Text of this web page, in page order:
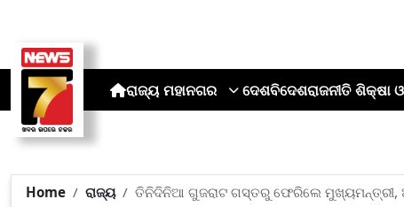
ରାଜ୍ୟ ମହାନଗର ଦେଶବିଦେଶରାଜନୀତି ଶିକ୍ଷା
Home ରାଜ୍ୟ ତିନିଦିନିଆ ଗୁଜରାଟ ଗସ୍ତରୁ ଫେରିଲେ ମୁଖ୍ୟମନ୍ତ୍ରୀ,